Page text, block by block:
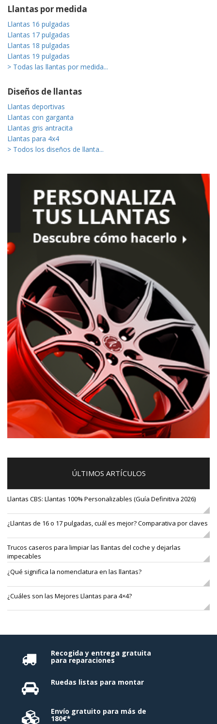
Llantas por medida
Llantas 16 pulgadas
Llantas 17 pulgadas
Llantas 18 pulgadas
Llantas 19 pulgadas
> Todas las llantas por medida...
Diseños de llantas
Llantas deportivas
Llantas con garganta
Llantas gris antracita
Llantas para 4x4
> Todos los diseños de llanta...
ÚLTIMOS ARTÍCULOS
Llantas CBS: Llantas 100% Personalizables (Guía Definitiva 2026)
¿Llantas de 16 o 17 pulgadas, cuál es mejor? Comparativa por claves
Trucos caseros para limpiar las llantas del coche y dejarlas
impecables
¿Qué significa la nomenclatura en las llantas?
¿Cuáles son las Mejores Llantas para 4×4?
Recogida y entrega gratuita
para reparaciones
Ruedas listas para montar
Envío gratuito para más de
180€*